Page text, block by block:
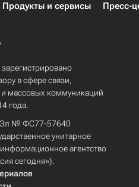
Продукты и сервисы Пресс-
в сфере связи,
массовых коммуникаций
года.
Эл № ФС77-57640
унитарное
агентство
сегодня»).